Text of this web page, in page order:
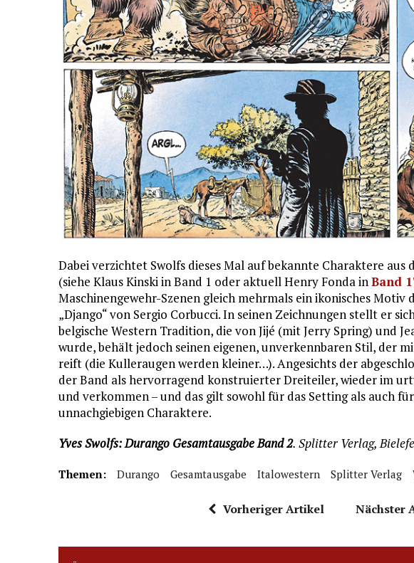
Dabei verzichtet Swolfs dieses Mal auf bekannte Charaktere
(siehe Klaus Kinski in Band 1 oder aktuell Henry Fonda inBand
Maschinengewehr-Szenen gleich mehrmals ein ikonisches Motiv
„Django“ von Sergio Corbucci. In seinen Zeichnungen stellt er
belgische Western Tradition, die von Jijé (mit Jerry Spring) und
wurde, behält jedoch seinen eigenen, unverkennbaren Stil, der
reift (die Kulleraugen werden kleiner…). Angesichts der
der Band als hervorragend konstruierter Dreiteiler, wieder im
und verkommen – und das gilt sowohl für das Setting als auch
unnachgiebigen Charaktere.
Yves Swolfs: Durango Gesamtausgabe Band 2. Splitter Verlag,
Themen: Durango Gesamtausgabe Italowestern Splitter Verlag
Vorheriger Artikel Nächster